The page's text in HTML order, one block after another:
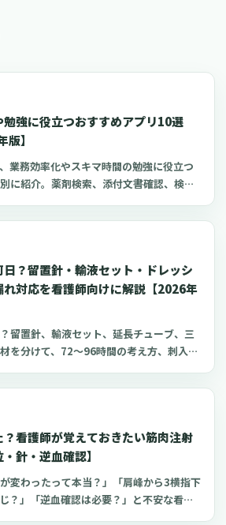
強に役立つおすすめアプリ10選
版】
業務効率化やスキマ時間の勉強に役立つ
に紹介。薬剤検索、添付文書確認、検査
など、現場や復職準備で使いやすいアプ
？留置針・輸液セット・ドレッシ
対応を看護師向けに解説【2026年
留置針、輸液セット、延長チューブ、三
を分けて、72〜96時間の考え方、刺入部
看護師が覚えておきたい筋肉注射
針・逆血確認】
変わったって本当？」「肩峰から3横指下
？」「逆血確認は必要？」と不安な看護